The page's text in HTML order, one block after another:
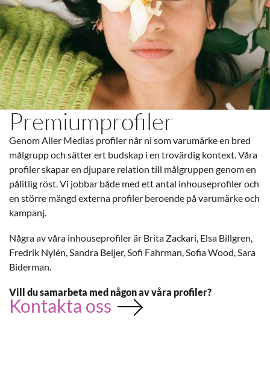
Premiumprofiler​
Genom Aller Medias profiler når ni som varumärke en bred
målgrupp och sätter ert budskap i en trovärdig kontext. Våra
profiler skapar en djupare relation till målgruppen genom en
pålitlig röst. Vi jobbar både med ett antal inhouseprofiler och
en större mängd externa profiler beroende på varumärke och
kampanj.
Några av våra inhouseprofiler är Brita Zackari, Elsa Billgren,
Fredrik Nylén, Sandra Beijer, Sofi Fahrman, Sofia Wood, Sara
Biderman.
Vill du samarbeta med någon av våra profiler?
Kontakta oss